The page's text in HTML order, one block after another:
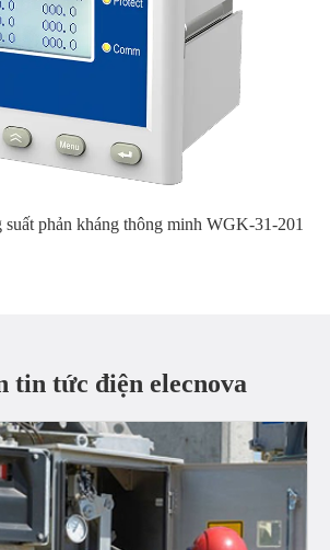
phản kháng thông minh WGK-31-201
tin tức điện elecnova